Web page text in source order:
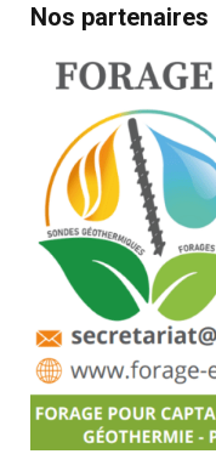
Nos partenaires